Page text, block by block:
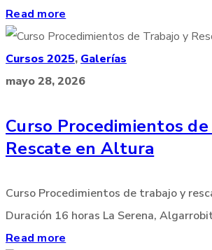
Read more
Cursos 2025, Galerías
mayo 28, 2026
Curso Procedimientos
Rescate en Altura
Curso Procedimientos de trabajo y
Duración 16 horas La Serena,
Read more